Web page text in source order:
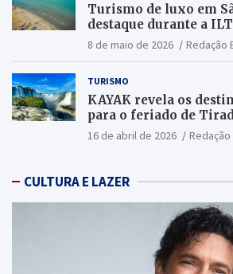
Turismo de luxo em
destaque durante a
2026
8 de maio de 2026 Redação
TURISMO
KAYAK revela os
para o feriado de
16 de abril de 2026
CULTURA E LAZER